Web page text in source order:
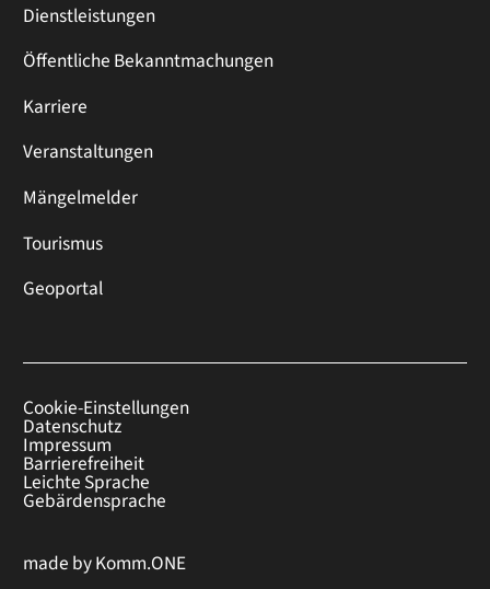
Dienstleistungen
Öffentliche Bekanntmachungen
Karriere
Veranstaltungen
Mängelmelder
Tourismus
Geoportal
Cookie-Einstellungen
Datenschutz
Impressum
Barrierefreiheit
Leichte Sprache
Gebärdensprache
made byKomm.ONE